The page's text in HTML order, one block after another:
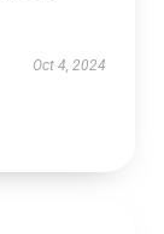
Oct 4, 2024